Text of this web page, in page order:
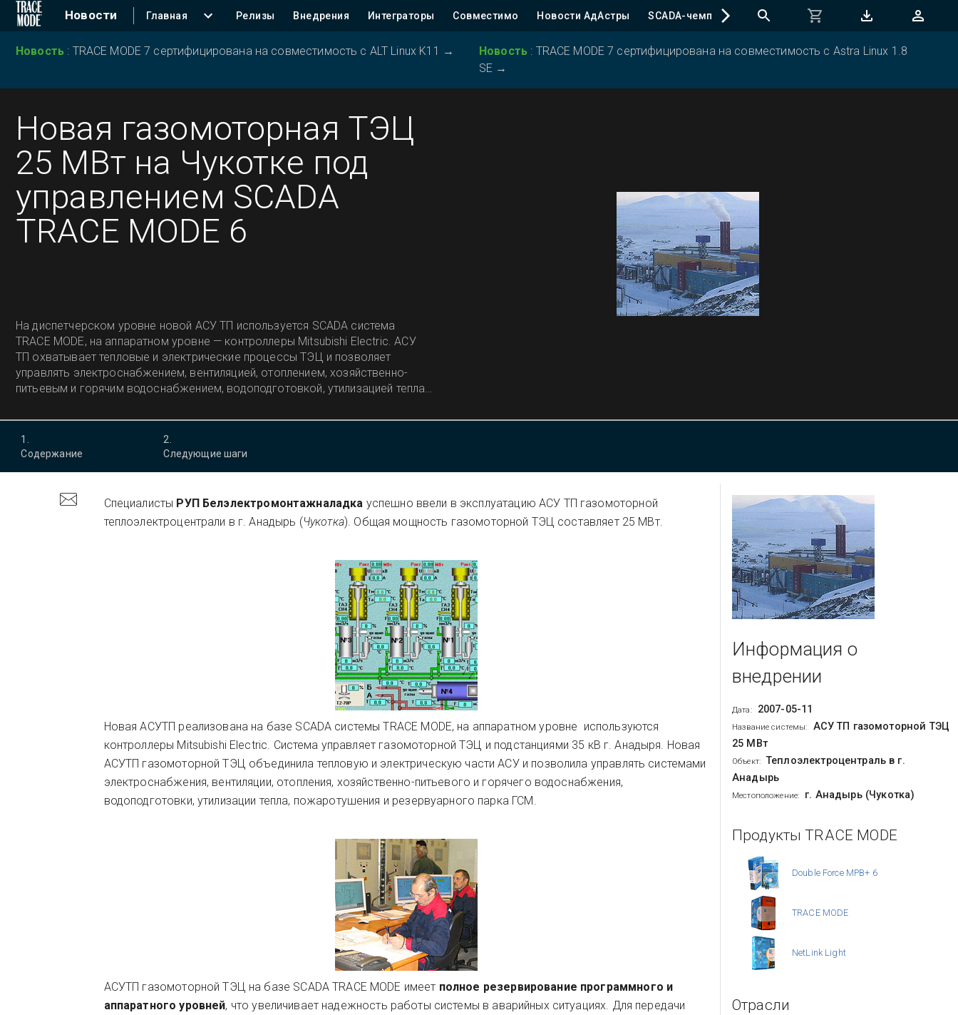
Новости Главная Релизы Внедрения Интеграторы Совместимо Новости АдАстры SCADA-чемпионат
Новость : TRACE MODE 7 сертифицирована на совместимость с ALT Linux K11 → Новость : TRACE MODE 7 сертифицирована на совместимость с Astra Linux 1.8
SE →
Новая газомоторная ТЭЦ
25 МВт на Чукотке под
управлением SCADA
TRACE MODE 6
На диспетчерском уровне новой АСУ ТП используется SCADA система
TRACE MODE, на аппаратном уровне — контроллеры Mitsubishi Electric. АСУ
ТП охватывает тепловые и электрические процессы ТЭЦ и позволяет
управлять электроснабжением, вентиляцией, отоплением, хозяйственно-
питьевым и горячим водоснабжением, водоподготовкой, утилизацией тепла,
1
Содержание
2
Следующие шаги
Специалисты РУП Белэлектромонтажналадка успешно ввели в эксплуатацию АСУ ТП газомоторной
теплоэлектроцентрали в г. Анадырь (Чукотка). Общая мощность газомоторной ТЭЦ составляет 25 МВт.
Новая АСУТП реализована на базе SCADA системы TRACE MODE, на аппаратном уровне используются
контроллеры Mitsubishi Electric. Система управляет газомоторной ТЭЦ и подстанциями 35 кВ г. Анадыря. Новая
АСУТП газомоторной ТЭЦ объединила тепловую и электрическую части АСУ и позволила управлять системами
электроснабжения, вентиляции, отопления, хозяйственно-питьевого и горячего водоснабжения,
водоподготовки, утилизации тепла, пожаротушения и резервуарного парка ГСМ.
АСУТП газомоторной ТЭЦ на базе SCADA TRACE MODE имеет полное резервирование программного и
аппаратного уровней, что увеличивает надежность работы системы в аварийных ситуациях. Для передачи
Информация о
внедрении
Дата: 2007-05-11
Название системы:
АСУ ТП газомоторной ТЭЦ
25 МВт
Объект:
Теплоэлектроцентраль в г.
Анадырь
Местоположение: г. Анадырь (Чукотка)
Продукты TRACE MODE
Double Force МРВ+ 6
TRACE MODE
NetLink Light
Отрасли